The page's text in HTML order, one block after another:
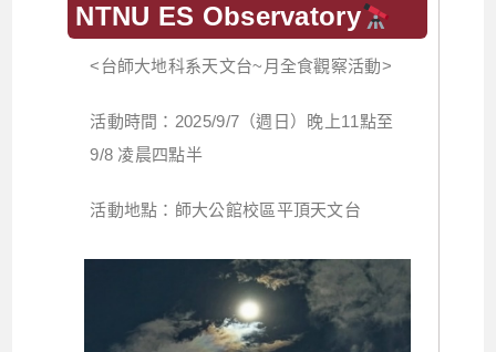
NTNU ES Observatory
<台師大地科系天文台~月全食觀察活動>
活動時間：2025/9/7（週日）晚上11點至
9/8 凌晨四點半
活動地點：師大公館校區平頂天文台